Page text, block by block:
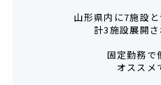
山形県内に7施設
計3施設展開さ
固定勤務で
オスス